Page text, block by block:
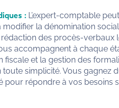
: L’expert-comptable
modifier la dénomination
des procès-verbaux
accompagnent à chaque
fiscale et la gestion des
simplicité. Vous gagnez
pour répondre à vos besoins